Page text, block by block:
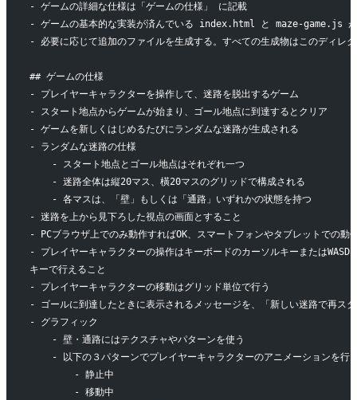
- ゲームの詳細な仕様は「ゲームの仕様」 に記載
- ゲームの基本的な実装が済んでいる index.html と maze-game.js が
- 必要に応じて追加のファイルを生成する。すべての生成物はこのディレ
## ゲームの仕様
- プレイヤーキャラクターを操作して、迷路を脱出するゲーム
- スタート地点からゲームが始まり、ゴール地点に到達するとクリア
- ゲームを新しくはじめるたびにランダムな迷路が生成される
- ランダムな迷路の仕様
    - スタート地点とゴール地点はそれぞれ一つ
    - 迷路全体は縦20マス、橫20マスのグリッドで構成される
    - 各マスは、「壁」もしくは「通路」いずれかの状態を持つ
- 迷路を上から見下ろした視点の画面とすること
- PCブラウザ上でのみ動作すればOK、スマートフォンやタブレットでの動
- プレイヤーキャラクターの操作はキーボードのカーソルキーまたはWASD
キーで行えること
- プレイヤーキャラクターの移動はグリッド単位で行う
- ゴールに到達したときに表示されるメッセージを、「新しい迷路で再ス
- グラフィック
    - 壁・通路にはテクスチャやパターンを使う
- 以下の３パターンでプレイヤーキャラクターのアニメーションを行
        - 静止中
        - 移動中